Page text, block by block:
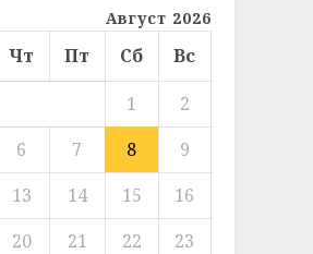
Август 2026
Чт Пт Сб
Вс
1
2
6 7 8
9
13 14 15
16
20 21 22
23